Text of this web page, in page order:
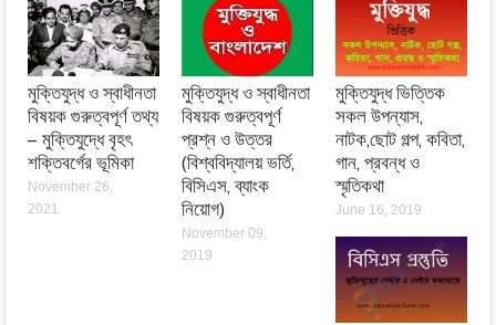
মুক্তিযুদ্ধ ও স্বাধীনতা
বিষয়ক গুরুত্বপূর্ণ তথ্য
– মুক্তিযুদ্ধে বৃহৎ
শক্তিবর্গের ভূমিকা
November 26,
2021
মুক্তিযুদ্ধ ও স্বাধীনতা
বিষয়ক গুরুত্বপূর্ণ
প্রশ্ন ও উত্তর
(বিশ্ববিদ্যালয় ভর্তি,
বিসিএস, ব্যাংক
নিয়োগ)
November 09,
2019
মুক্তিযুদ্ধ ভিত্তিক
সকল উপন্যাস,
নাটক,ছোট গল্প, কবিতা,
গান, প্রবন্ধ ও
স্মৃতিকথা
June 16, 2019